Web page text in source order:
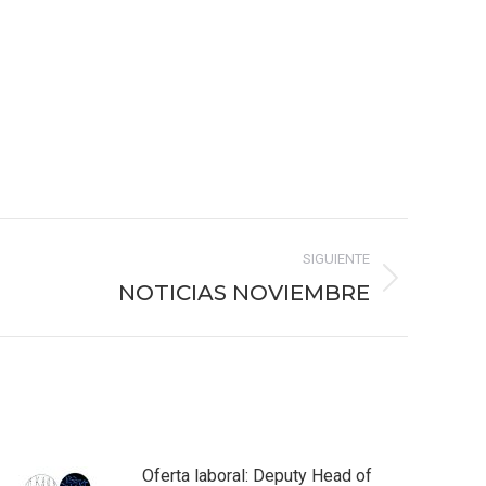
SIGUIENTE
NOTICIAS NOVIEMBRE
Oferta laboral: Deputy Head of